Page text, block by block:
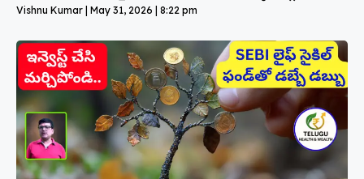
Vishnu Kumar May 31, 2026 8:22 pm